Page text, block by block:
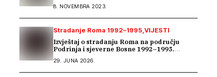
8. NOVEMBRA 2023.
Stradanje Roma 1992–1995 VIJESTI
Izvještaj o stradanju Roma na području
Podrinja i sjeverne Bosne 1992–1995.
29. JUNA 2026.